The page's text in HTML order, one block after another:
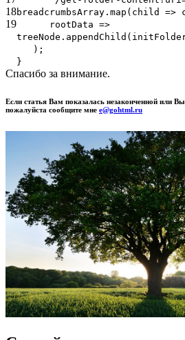
18
19
breadcrumbsArray.map(child
rootData =>
);
}
Спасибо за внимание.
Если статья Вам показалась незаконченной или
пожалуйста сообщите мне e@gohtml.ru